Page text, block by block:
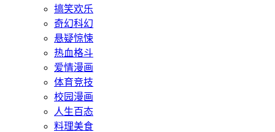
搞笑欢乐
奇幻科幻
悬疑惊悚
热血格斗
爱情漫画
体育竞技
校园漫画
人生百态
料理美食